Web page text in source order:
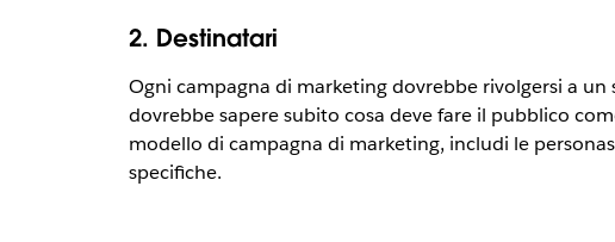
2. Destinatari
Ogni campagna di marketing dovrebbe rivolgersi a
dovrebbe sapere subito cosa deve fare il pubblico
modello di campagna di marketing, includi le
specifiche.